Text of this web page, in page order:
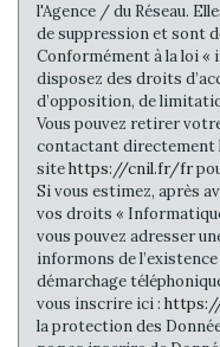
Nombre d'enfants
Familles sans enfant
Familles avec 1 ou 2
Maisons
Appartements
Familles avec 3
l'Agence / du Réseau.
de suppression et sont
Conformément à la loi «
disposez des droits
d’opposition, de
Vous pouvez retirer
contactant directement
sitehttps://cnil.fr/fr
Si vous estimez, après
vos droits «
vous pouvez adresser
informons de
démarchage
vous inscrire ici :
la protection des